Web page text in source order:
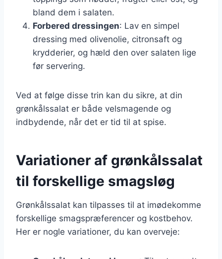
bland dem i salaten.
Forbered dressingen: Lav en simpel
dressing med olivenolie, citronsaft og
krydderier, og hæld den over salaten lige
før servering.
Ved at følge disse trin kan du sikre, at din
grønkålssalat er både velsmagende og
indbydende, når det er tid til at spise.
Variationer af grønkålssalat
til forskellige smagsløg
Grønkålssalat kan tilpasses til at imødekomme
forskellige smagspræferencer og kostbehov.
Her er nogle variationer, du kan overveje: